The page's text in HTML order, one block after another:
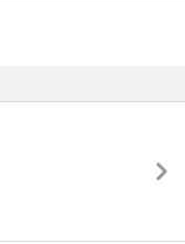
です。
な働き方も！＞
で地域限定職(自宅
)まで昇進した後
、入社半年経過後
120日への制度改定